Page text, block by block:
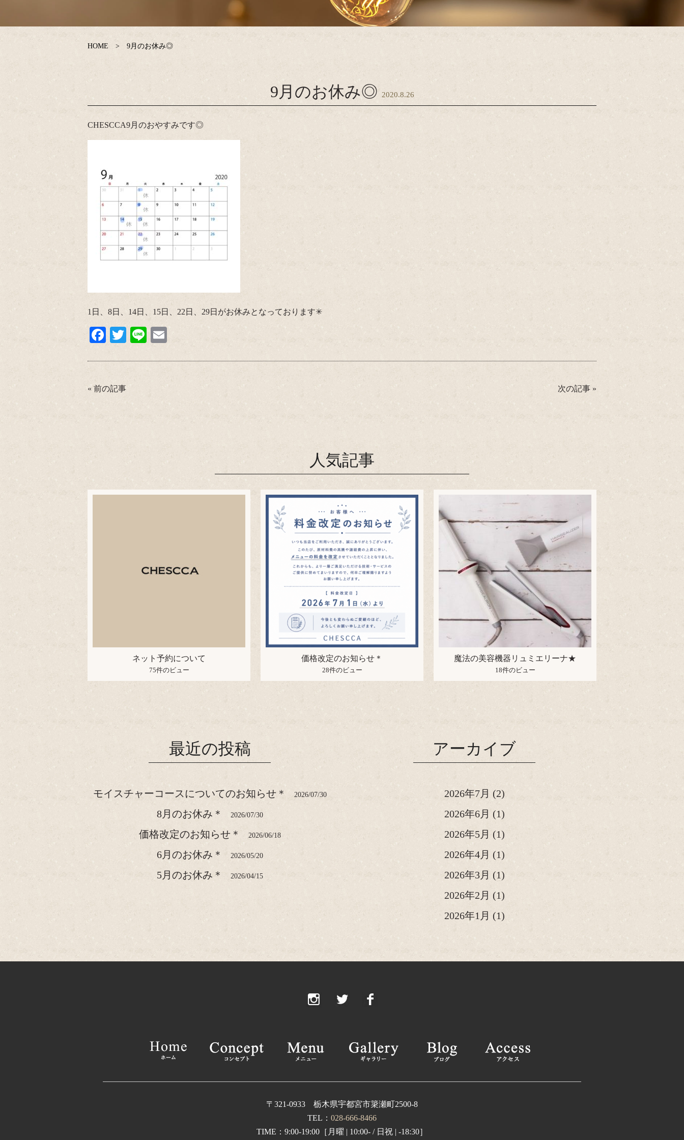
HOME 9月のお休み◎
9月のお休み◎ 2020.8.26
CHESCCA9月のおやすみです◎
1日、8日、14日、15日、22日、29日がお休みとなっております✳︎
Fa
ce
bo
ok
T
tte
Li
ail
« 前の記事 次の記事 »
人気記事
ネット予約について
75件のビュー
価格改定のお知らせ＊
28件のビュー
魔法の美容機器リュミエリーナ★
18件のビュー
最近の投稿
モイスチャーコースについてのお知らせ＊ 2026/07/30
8月のお休み＊ 2026/07/30
価格改定のお知らせ＊ 2026/06/18
6月のお休み＊ 2026/05/20
5月のお休み＊ 2026/04/15
アーカイブ
2026年7月 (2)
2026年6月 (1)
2026年5月 (1)
2026年4月 (1)
2026年3月 (1)
2026年2月 (1)
2026年1月 (1)
2025年12月
2025年4月
(2)
〒321-0933 栃木県宇都宮市簗瀬町2500-8
TEL： 028-666-8466
TIME：9:00-19:00［月曜 | 10:00- / 日祝 | -18:30］